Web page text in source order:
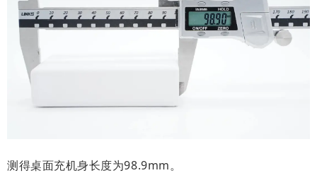
测得桌面充机身长度为98.9mm。